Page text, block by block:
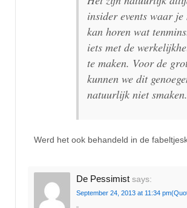
insider events waar je
kan horen wat
iets met de
te maken. Voor de
kunnen we dit
natuurlijk niet smaken.
Werd het ook behandeld in de
De Pessimist says:
September 24, 2013 at 11:34 pm